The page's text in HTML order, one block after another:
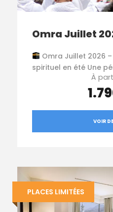
Omra Juillet
Omra Juillet 2026
spirituel en été Une
À
VOIR
PLACES LIMITÉES